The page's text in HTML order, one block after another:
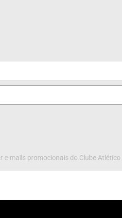
mails promocionais do Clube Atlético